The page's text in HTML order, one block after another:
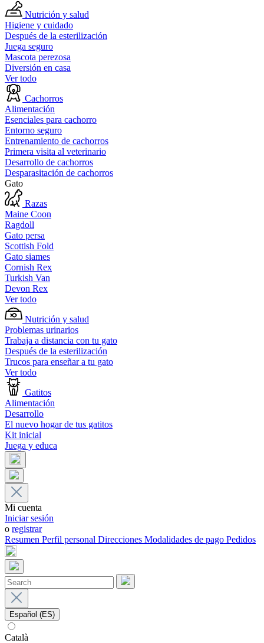
Nutrición y salud
Higiene y cuidado
Después de la esterilización
Juega seguro
Mascota perezosa
Diversión en casa
Ver todo
Cachorros
Alimentación
Esenciales para cachorro
Entorno seguro
Entrenamiento de cachorros
Primera visita al veterinario
Desarrollo de cachorros
Desparasitación de cachorros
Gato
Razas
Maine Coon
Ragdoll
Gato persa
Scottish Fold
Gato siames
Cornish Rex
Turkish Van
Devon Rex
Ver todo
Nutrición y salud
Problemas urinarios
Trabaja a distancia con tu gato
Después de la esterilización
Trucos para enseñar a tu gato
Ver todo
Gatitos
Alimentación
Desarrollo
El nuevo hogar de tus gatitos
Kit inicial
Juega y educa
Mi cuenta
Iniciar sesión
o registrar
Resumen Perfil personal Direcciones Modalidades de pago Pedidos
Español (ES)
Català